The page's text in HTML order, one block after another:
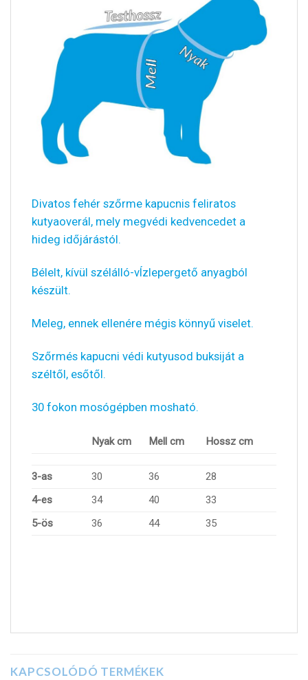
Divatos fehér szőrme kapucnis feliratos
kutyaoverál, mely megvédi kedvencedet a
hideg időjárástól.
Bélelt, kívül szélálló-vÍzlepergető anyagból
készült.
Meleg, ennek ellenére mégis könnyű viselet.
Szőrmés kapucni védi kutyusod buksiját a
széltől, esőtől.
30 fokon mosógépben mosható.
Nyak cm Mell cm Hossz cm
3-as 30 36
28
4-es
34 40
33
5-ös
36 44 35
KAPCSOLÓDÓ TERMÉKEK